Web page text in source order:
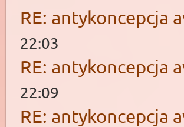
RE: antykoncepcja
22:03
RE: antykoncepcja
22:09
RE: antykoncepcja